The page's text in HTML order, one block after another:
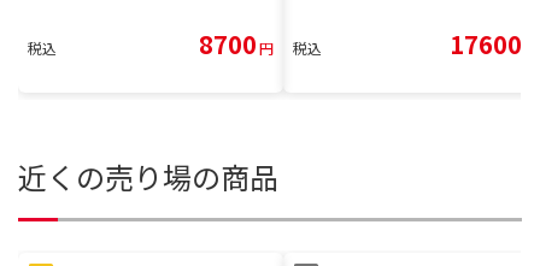
税込 8700円 税込 17600
近くの売り場の商品